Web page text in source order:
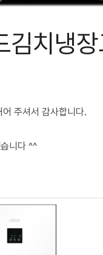
김치냉장
주셔서 감사합니다.
니다 ^^